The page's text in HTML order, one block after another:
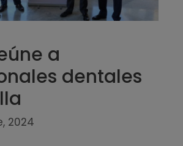
a
dentales
2024